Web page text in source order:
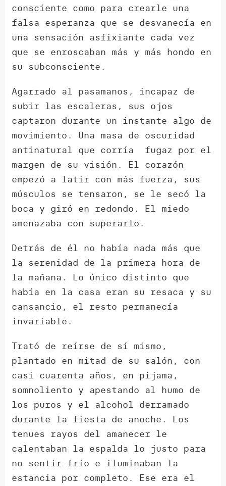
consciente como para crearle una
falsa esperanza que se desvanecía en
una sensación asfixiante cada vez
que se enroscaban más y más hondo en
su subconsciente.
Agarrado al pasamanos, incapaz de
subir las escaleras, sus ojos
captaron durante un instante algo de
movimiento. Una masa de oscuridad
antinatural que corría fugaz por el
margen de su visión. El corazón
empezó a latir con más fuerza, sus
músculos se tensaron, se le secó la
boca y giró en redondo. El miedo
amenazaba con superarlo.
Detrás de él no había nada más que
la serenidad de la primera hora de
la mañana. Lo único distinto que
había en la casa eran su resaca y su
cansancio, el resto permanecía
invariable.
Trató de reírse de sí mismo,
plantado en mitad de su salón, con
casi cuarenta años, en pijama,
somnoliento y apestando al humo de
los puros y el alcohol derramado
durante la fiesta de anoche. Los
tenues rayos del amanecer le
calentaban la espalda lo justo para
no sentir frío e iluminaban la
estancia por completo. Ese era el